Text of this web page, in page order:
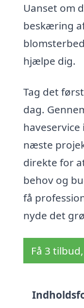
Uanset om
beskæring
hjælpe dig.
Tag det
dag.
næste
direkte for
behov og
få
nyde det
Få 3